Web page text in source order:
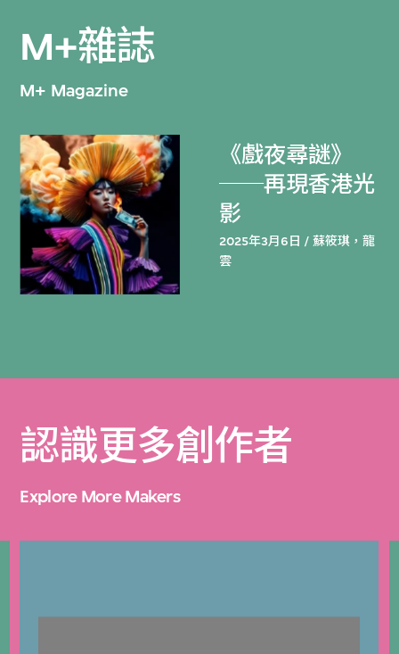
M+雜誌
M+ Magazine
《戲夜尋謎》
──再現香港光
影
2025年3月6日 / 蘇筱琪，龍
雲
認識更多創作者
Explore More Makers